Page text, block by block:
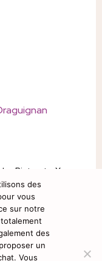
Pintrest X
des
vous
sur notre
des
un
Vous